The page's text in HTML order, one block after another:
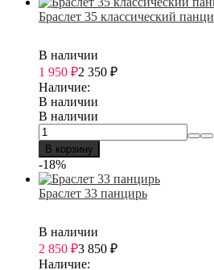
Браслет 35 классический
В наличии
1 950 ₽2 350 ₽
Наличие:
В наличии
В наличии
В корзину
-18%
Браслет 33 панцирь
В наличии
2 850 ₽3 850 ₽
Наличие: